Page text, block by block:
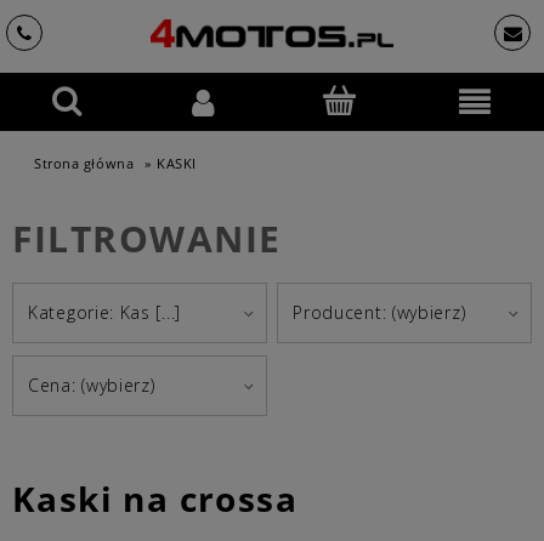
Strona główna » KASKI
FILTROWANIE
Kategorie: Kas [...] Producent: (wybierz)
Cena: (wybierz)
Kaski na crossa